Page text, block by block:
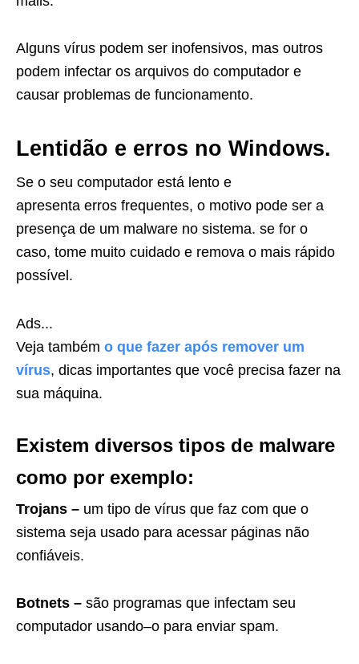
Al guns vírus podem ser inofensivos, mas outros
podem infectar os arquivos do computador e
causar problemas de funcionamento.
Lentid ão e erros no Windows.
Se o seu computador está lento e
apresenta erros frequentes, o motivo pode ser a
presença de um malware no sistema. se for o
caso, tome muito cuidado e remova o mais rápido
possível.
Ads...
Veja também o que fazer após remover um
vírus, dicas importantes que você precisa fazer na
sua máquina.
Existem diversos tipos de malware
como por exemplo:
Trojans – um tipo de vírus que faz com que o
sistema seja usado para acessar páginas não
confiáveis.
Botnets – são programas que infectam seu
computador usando–o para enviar spam.